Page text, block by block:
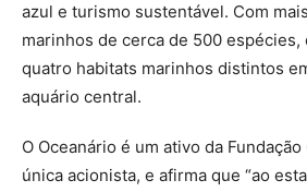
azul e turismo sustentável. Com
marinhos de cerca de 500 espécies,
quatro habitats marinhos distintos
aquário central.
O Oceanário é um ativo da
única acionista, e afirma que “ao